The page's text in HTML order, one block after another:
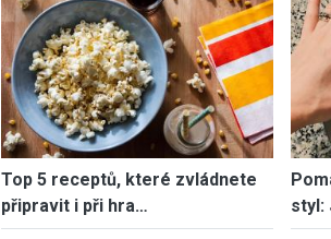
Top 5 receptů, které zvládnete
připravit i při hra…
styl: